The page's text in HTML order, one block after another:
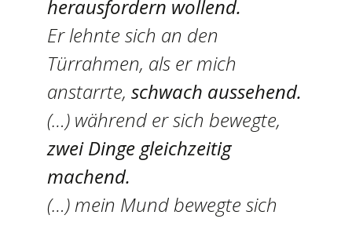
herausfordern wollend.
Er lehnte sich an den
Türrahmen, als er mich
anstarrte, schwach aussehend.
(…) während er sich bewegte,
zwei Dinge gleichzeitig
machend.
(…) mein Mund bewegte sich